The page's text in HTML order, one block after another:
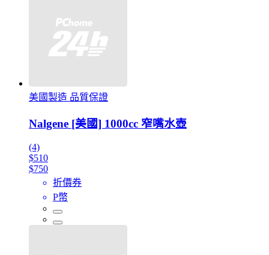
美國製造 品質保證
Nalgene [美國] 1000cc 窄嘴水壺
(4)
$510
$750
折價券
P幣